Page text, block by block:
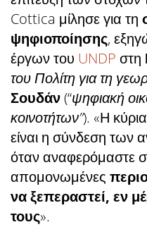
Cottica μίλησε για τη
ψηφιοποίησης,
έργων του UNDP στη
του Πολίτη για τη
Σουδάν(“ψηφιακή
κοινοτήτων”). «Η
είναι η σύνδεση των
όταν αναφερόμαστε
απομονωμένες
να ξεπεραστεί, εν
τους».